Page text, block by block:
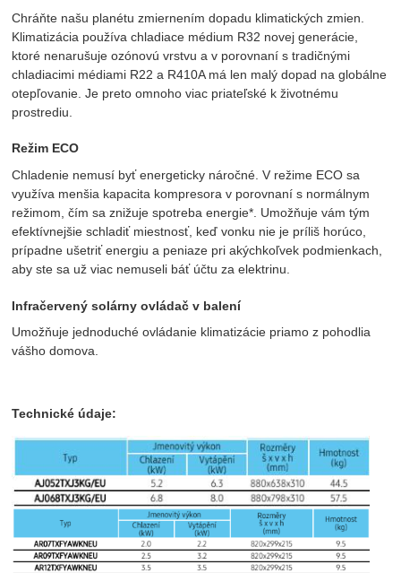
Chráňte našu planétu zmiernením dopadu klimatických zmien.
Klimatizácia používa chladiace médium R32 novej generácie,
ktoré nenarušuje ozónovú vrstvu a v porovnaní s tradičnými
chladiacimi médiami R22 a R410A má len malý dopad na globálne
otepľovanie. Je preto omnoho viac priateľské k životnému
prostrediu.
Režim ECO
Chladenie nemusí byť energeticky náročné. V režime ECO sa
využíva menšia kapacita kompresora v porovnaní s normálnym
režimom, čím sa znižuje spotreba energie*. Umožňuje vám tým
efektívnejšie schladiť miestnosť, keď vonku nie je príliš horúco,
prípadne ušetriť energiu a peniaze pri akýchkoľvek podmienkach,
aby ste sa už viac nemuseli báť účtu za elektrinu.
Infračervený solárny ovládač v balení
Umožňuje jednoduché ovládanie klimatizácie priamo z pohodlia
vášho domova.
Technické údaje: